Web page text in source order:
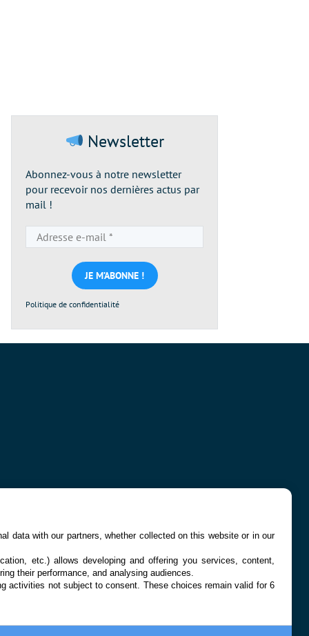
Newsletter
Abonnez-vous à notre newsletter
pour recevoir nos dernières actus par
mail !
e-
mail
*
Politique de confidentialité
data with our partners, whether collected on this website or in our
etc.) allows developing and offering you services, content,
their performance, and analysing audiences.
activities not subject to consent. These choices remain valid for 6